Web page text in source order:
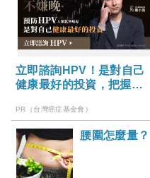
立即諮詢HPV！是對自己
健康最好的投資，把握現
PR（台灣癌症基金會）
腰圍怎麼量